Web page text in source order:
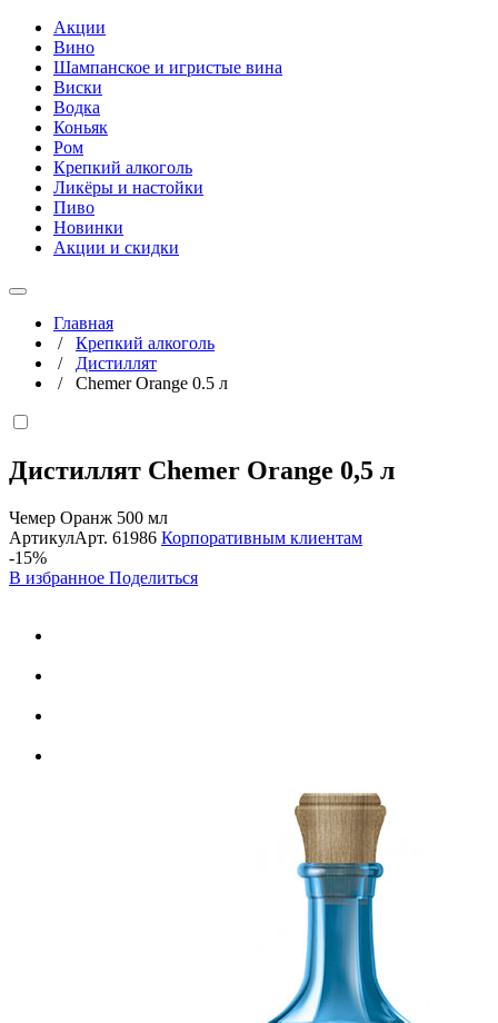
Акции
Вино
Шампанское и игристые вина
Виски
Водка
Коньяк
Ром
Крепкий алкоголь
Ликёры и настойки
Пиво
Новинки
Акции и скидки
Главная
/ Крепкий алкоголь
/ Дистиллят
/ Chemer Orange 0.5 л
Дистиллят Chemer Orange 0,5 л
Чемер Оранж 500 мл
АртикулАрт. 61986 Корпоративным клиентам
-15%
В избранное Поделиться